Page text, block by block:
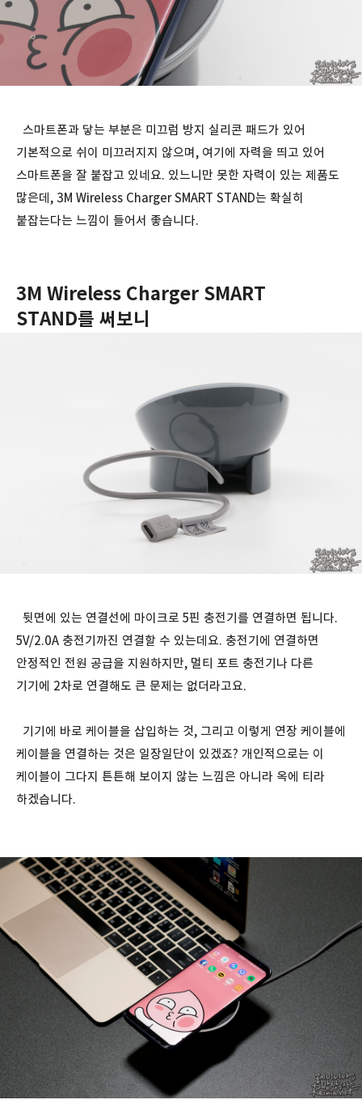
스마트폰과 닿는 부분은 미끄럼 방지 실리콘 패드가 있어
기본적으로 쉬이 미끄러지지 않으며, 여기에 자력을 띄고 있어
스마트폰을 잘 붙잡고 있네요. 있느니만 못한 자력이 있는 제품도
많은데, 3M Wireless Charger SMART STAND는 확실히
붙잡는다는 느낌이 들어서 좋습니다.
3M Wireless Charger SMART
STAND를 써보니
뒷면에 있는 연결선에 마이크로 5핀 충전기를 연결하면 됩니다.
5V/2.0A 충전기까진 연결할 수 있는데요. 충전기에 연결하면
안정적인 전원 공급을 지원하지만, 멀티 포트 충전기나 다른
기기에 2차로 연결해도 큰 문제는 없더라고요.
기기에 바로 케이블을 삽입하는 것, 그리고 이렇게 연장 케이블에
케이블을 연결하는 것은 일장일단이 있겠죠? 개인적으로는 이
케이블이 그다지 튼튼해 보이지 않는 느낌은 아니라 옥에 티라
하겠습니다.